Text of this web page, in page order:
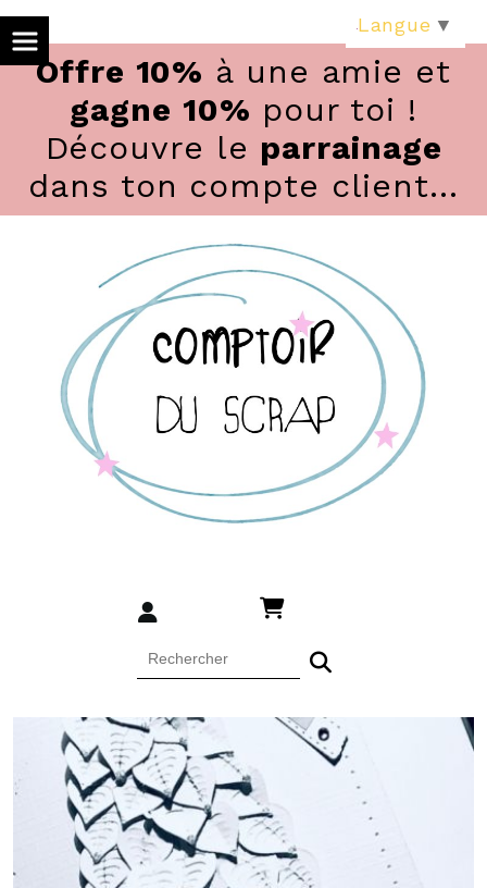
Offre 10% à une amie et
gagne 10% pour toi !
Découvre le parrainage
dans ton compte client...
Langue ▼